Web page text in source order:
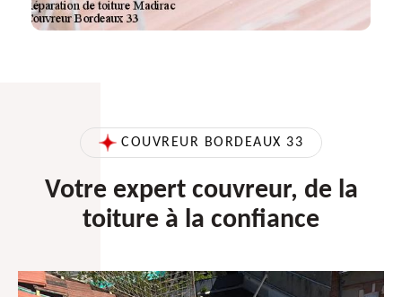
COUVREUR BORDEAUX 33
Votre expert couvreur, de la
toiture à la confiance